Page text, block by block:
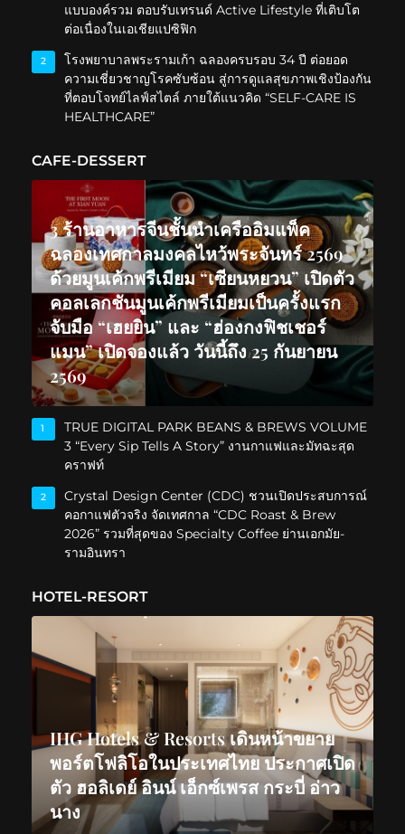
แบบองค์รวม ตอบรับเทรนด์ Active Lifestyle ที่เติบโต
ต่อเนื่องในเอเชียแปซิฟิก
2
โรงพยาบาลพระรามเก้า ฉลองครบรอบ 34 ปี ต่อยอด
ความเชี่ยวชาญโรคซับซ้อน สู่การดูแลสุขภาพเชิงป้องกัน
ที่ตอบโจทย์ไลฟ์สไตล์ ภายใต้แนวคิด “SELF-CARE IS
HEALTHCARE”
CAFE-DESSERT
3 ร้านอาหารจีนชั้นนำเครืออิมแพ็ค
ฉลองเทศกาลมงคลไหว้พระจันทร์ 2569
ด้วยมูนเค้กพรีเมียม “เซียนหยวน” เปิดตัว
คอลเลกชันมูนเค้กพรีเมียมเป็นครั้งแรก
จับมือ “เฮยยิน” และ “ฮ่องกงฟิชเชอร์
แมน” เปิดจองแล้ว วันนี้ถึง 25 กันยายน
2569
1
TRUE DIGITAL PARK BEANS & BREWS VOLUME
3 “Every Sip Tells A Story” งานกาแฟและมัทฉะสุด
คราฟท์
2
Crystal Design Center (CDC) ชวนเปิดประสบการณ์
คอกาแฟตัวจริง จัดเทศกาล “CDC Roast & Brew
2026” รวมที่สุดของ Specialty Coffee ย่านเอกมัย-
รามอินทรา
HOTEL-RESORT
IHG Hotels & Resorts เดินหน้าขยาย
พอร์ตโฟลิโอในประเทศไทย ประกาศเปิด
ตัว ฮอลิเดย์ อินน์ เอ็กซ์เพรส กระบี่ อ่าว
นาง